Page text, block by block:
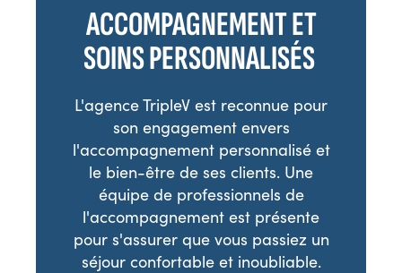
ACCOMPAGNEMENT ET
SOINS PERSONNALISÉS
L'agence TripleV est reconnue pour
son engagement envers
l'accompagnement personnalisé et
le bien-être de ses clients. Une
équipe de professionnels de
l'accompagnement est présente
pour s'assurer que vous passiez un
séjour confortable et inoubliable.